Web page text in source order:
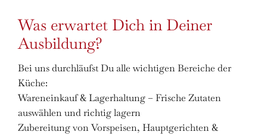
Was erwartet Dich in Deiner
Ausbildung?
Bei uns durchläufst Du alle wichtigen Bereiche der
Küche:
Wareneinkauf & Lagerhaltung – Frische Zutaten
auswählen und richtig lagern
Zubereitung von Vorspeisen, Hauptgerichten &